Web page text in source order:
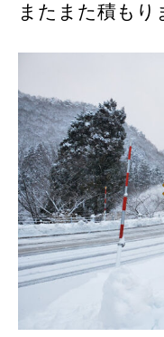
またまた積もり